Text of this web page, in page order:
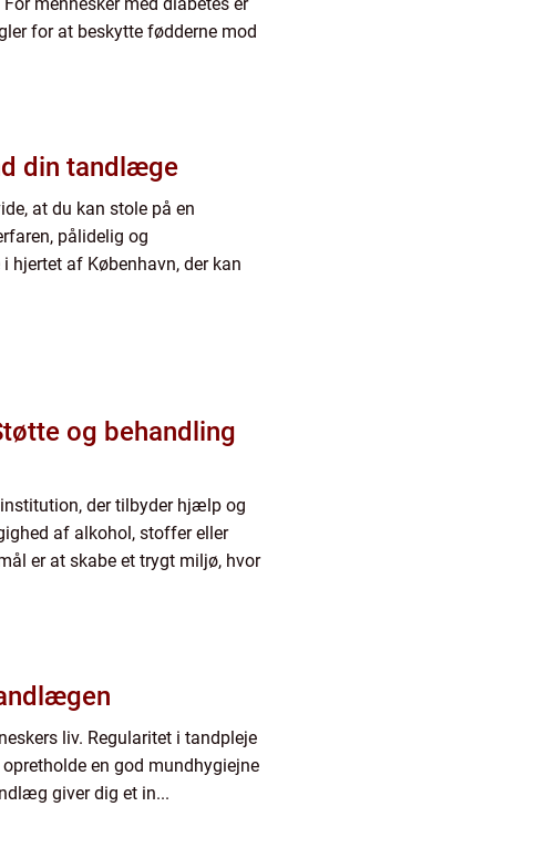
for at beskytte fødderne mod
din tandlæge
at du kan stole på en
pålidelig og
hjertet af København, der kan
og behandling
der tilbyder hjælp og
af alkohol, stoffer eller
er at skabe et trygt miljø, hvor
liv. Regularitet i tandpleje
en god mundhygiejne
giver dig et in...